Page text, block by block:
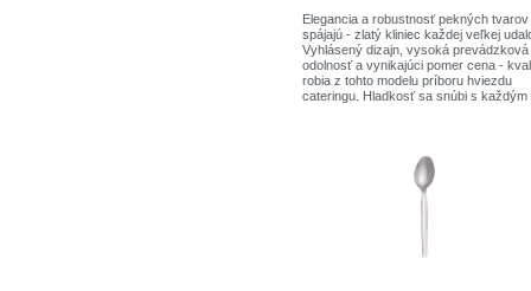
Elegancia a robustnosť pekných tvarov
spájajú - zlatý kliniec každej veľkej
Vyhlásený dizajn, vysoká prevádzková
odolnosť a vynikajúci pomer cena -
robia z tohto modelu príboru hviezdu
cateringu. Hladkosť sa snúbi s každým
Typy povrchovej úpravy: leštené
Vhodné do umývačky riadu:: áno